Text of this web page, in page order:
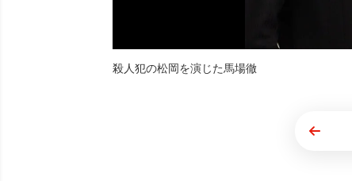
殺人犯の松岡を演じた馬場徹